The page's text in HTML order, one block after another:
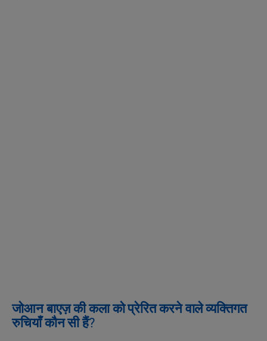
जोआन बाएज़ की कला को प्रेरित करने वाले व्यक्तिगत
रुचियाँ कौन सी हैं?